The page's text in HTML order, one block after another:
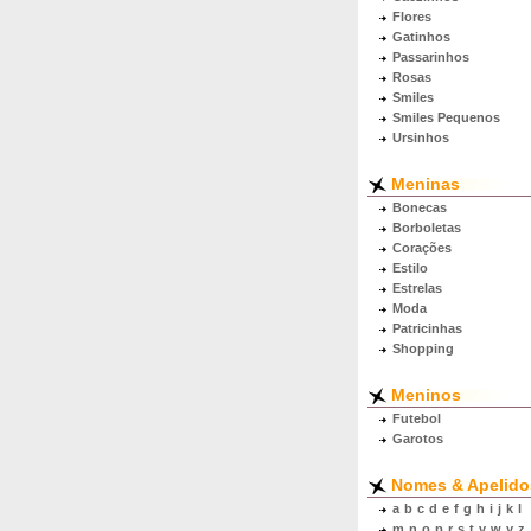
Flores
Gatinhos
Passarinhos
Rosas
Smiles
Smiles Pequenos
Ursinhos
Meninas
Bonecas
Borboletas
Corações
Estilo
Estrelas
Moda
Patricinhas
Shopping
Meninos
Futebol
Garotos
Nomes &
a b c d e f g h i j k l